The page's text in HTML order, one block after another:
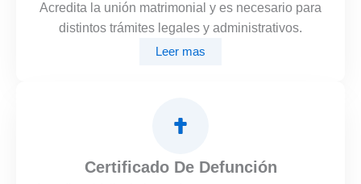
Acredita la unión matrimonial y es necesario para
distintos trámites legales y administrativos.
Leer mas
Certificado De Defunción